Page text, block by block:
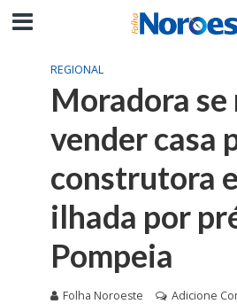
REGIONAL
Moradora se
vender casa
construtora
ilhada por
Pompeia
Folha Noroeste Adicione